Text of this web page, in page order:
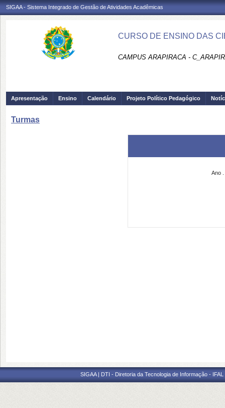
SIGAA - Sistema Integrado de Gestão de Atividades Acadêmicas
CURSO DE ENSINO DAS
CAMPUS ARAPIRACA -
Apresentação Ensino Calendário Projeto Político Pedagógico
Turmas
Ano
SIGAA | DTI - Diretoria da Tecnologia de Informação -